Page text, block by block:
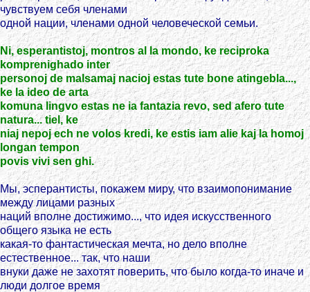
чувствуем себя членами
одной нации, членами одной человеческой семьи.
Ni, esperantistoj, montros al la mondo, ke reciproka
komprenighado inter
personoj de malsamaj nacioj estas tute bone atingebla...,
ke la ideo de arta
komuna lingvo estas ne ia fantazia revo, sed afero tute
natura... tiel, ke
niaj nepoj ech ne volos kredi, ke estis iam alie kaj la homoj
longan tempon
povis vivi sen ghi.
Мы, эсперантисты, покажем миру, что взаимопонимание
между лицами разных
наций вполне достижимо..., что идея искусственного
общего языка не есть
какая-то фантастическая мечта, но дело вполне
естественное... так, что наши
внуки даже не захотят поверить, что было когда-то иначе и
люди долгое время